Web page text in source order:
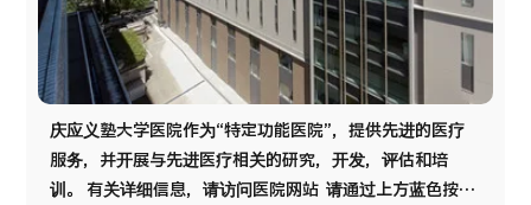
庆应义塾大学医院作为“特定功能医院”，提供先进的医疗
服务，并开展与先进医疗相关的研究，开发，评估和培
训。 有关详细信息，请访问医院网站 请通过上方蓝色按钮